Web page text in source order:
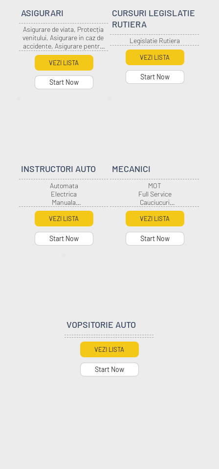
ASIGURARI
Asigurare de viata, Protecția
venitului, Asigurare in caz de
accidente, Asigurare pentru
boli cronice, Protecție
ipotecara, Protecția afacerilor,
Asigurare pentru casa și
proprietar ( clădire și bunuri )
VEZI LISTA
Start Now
CURSURI LEGISLATIE
RUTIERA
Legislatie Rutiera
VEZI LISTA
Start Now
INSTRUCTORI AUTO
Automata
Electrica
Manuala
Categoria A
Categoria B Categoria C
Categoria D Categoria E
Categoria F
Instructor Femeie
VEZI LISTA
Start Now
MECANICI
MOT
Full Service
Cauciucuri
Aer Conditionat
Diagnoza Auto
Instalatii Electrice
senzori
Radiatoare
Vulcanizare
polisari faruri
Sistem de Navigatie
VEZI LISTA
Start Now
VOPSITORIE AUTO
VEZI LISTA
Start Now